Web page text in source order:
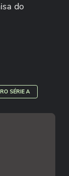
do
SÉRIE A